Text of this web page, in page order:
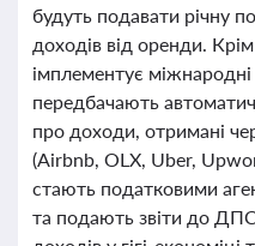
будуть подавати річну
доходів від оренди.
імплементує
передбачають
про доходи, отримані
(Airbnb, OLX, Uber,
стають податковими
та подають звіти до